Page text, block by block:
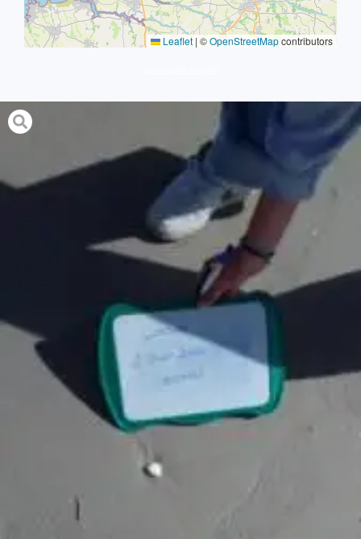
Leaflet | ©OpenStreetMapcontributors